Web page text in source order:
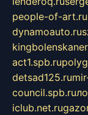
people-of-art.ru
dynamoauto.ru
act1.spb.ru
detsad125.ru
council.spb.ru
iclub.net.ru